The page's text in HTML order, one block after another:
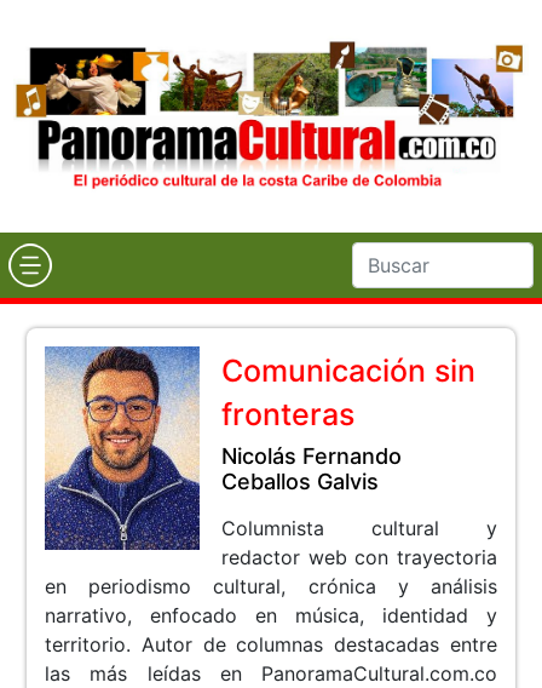
Comunicación sin
fronteras
Nicolás Fernando
Ceballos Galvis
Columnista cultural y
redactor web con trayectoria
en periodismo cultural, crónica y análisis
narrativo, enfocado en música, identidad y
territorio. Autor de columnas destacadas entre
las más leídas en PanoramaCultural.com.co